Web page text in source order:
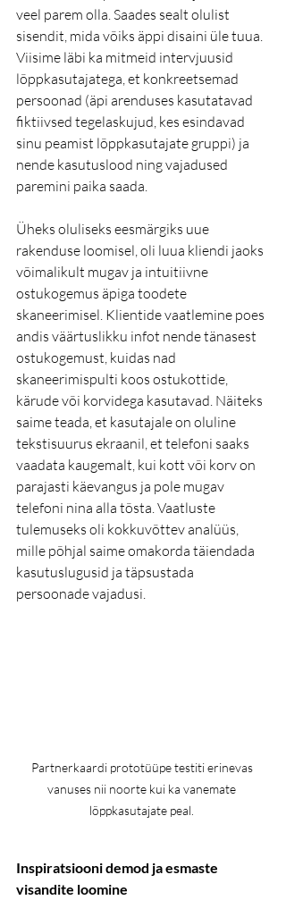
veel parem olla. Saades sealt olulist
sisendit, mida võiks äppi disaini üle tuua.
Viisime läbi ka mitmeid intervjuusid
lõppkasutajatega, et konkreetsemad
persoonad (äpi arenduses kasutatavad
fiktiivsed tegelaskujud, kes esindavad
sinu peamist lõppkasutajate gruppi) ja
nende kasutuslood ning vajadused
paremini paika saada.
Üheks oluliseks eesmärgiks uue
rakenduse loomisel, oli luua kliendi jaoks
võimalikult mugav ja intuitiivne
ostukogemus äpiga toodete
skaneerimisel. Klientide vaatlemine poes
andis väärtuslikku infot nende tänasest
ostukogemust, kuidas nad
skaneerimispulti koos ostukottide,
kärude või korvidega kasutavad. Näiteks
saime teada, et kasutajale on oluline
tekstisuurus ekraanil, et telefoni saaks
vaadata kaugemalt, kui kott või korv on
parajasti käevangus ja pole mugav
telefoni nina alla tõsta. Vaatluste
tulemuseks oli kokkuvõttev analüüs,
mille põhjal saime omakorda täiendada
kasutuslugusid ja täpsustada
persoonade vajadusi.
Partnerkaardi prototüüpe testiti erinevas
vanuses nii noorte kui ka vanemate
lõppkasutajate peal.
Inspiratsiooni demod ja esmaste
visandite loomine